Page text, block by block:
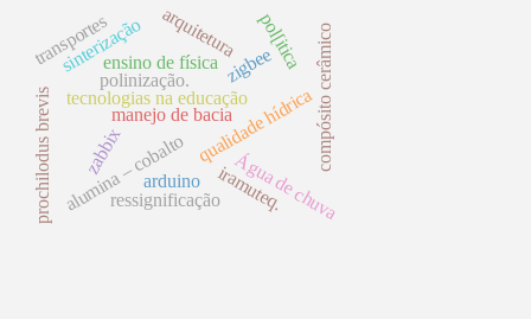
ensino de física
qualidade hídrica
manejo de bacia
tecnologias na educação compósito cerâmico
alumina – cobalto
sinterização zigbee
zabbix
pol[itica
Água de chuva
ressignificação
prochilodus brevis
transportes
iramuteq.
polinização.
arquitetura
arduino